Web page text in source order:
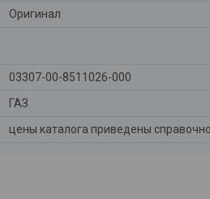
Оригинал
03307-00-8511026-000
ГАЗ
цены каталога приведены